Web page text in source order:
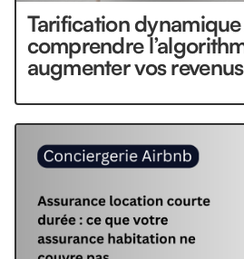
Tarification
comprendre
augmenter vos revenus